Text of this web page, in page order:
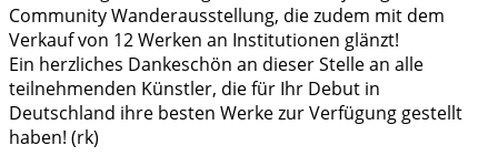
Community Wanderausstellung, die zudem mit dem
Verkauf von 12 Werken an Institutionen glänzt!
Ein herzliches Dankeschön an dieser Stelle an alle
teilnehmenden Künstler, die für Ihr Debut in
Deutschland ihre besten Werke zur Verfügung gestellt
haben! (rk)